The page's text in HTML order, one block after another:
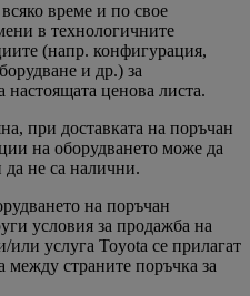
време и по свое
в технологичните
(напр. конфигурация,
и др.) за
ценова листа.
при доставката на поръчан
на оборудването може да
не са налични.
на поръчан
условия за продажба на
или услуга Toyota се прилагат
между страните поръчка за